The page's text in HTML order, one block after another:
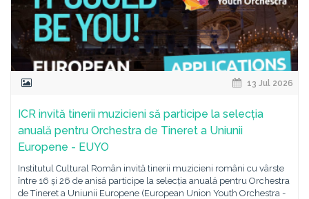
13 Jul 2026
ICR invită tinerii muzicieni să participe la selecția
anuală pentru Orchestra de Tineret a Uniunii
Europene - EUYO
Institutul Cultural Român invită tinerii muzicieni români cu vârste
între 16 și 26 de anisă participe la selecția anuală pentru Orchestra
de Tineret a Uniunii Europene (European Union Youth Orchestra -